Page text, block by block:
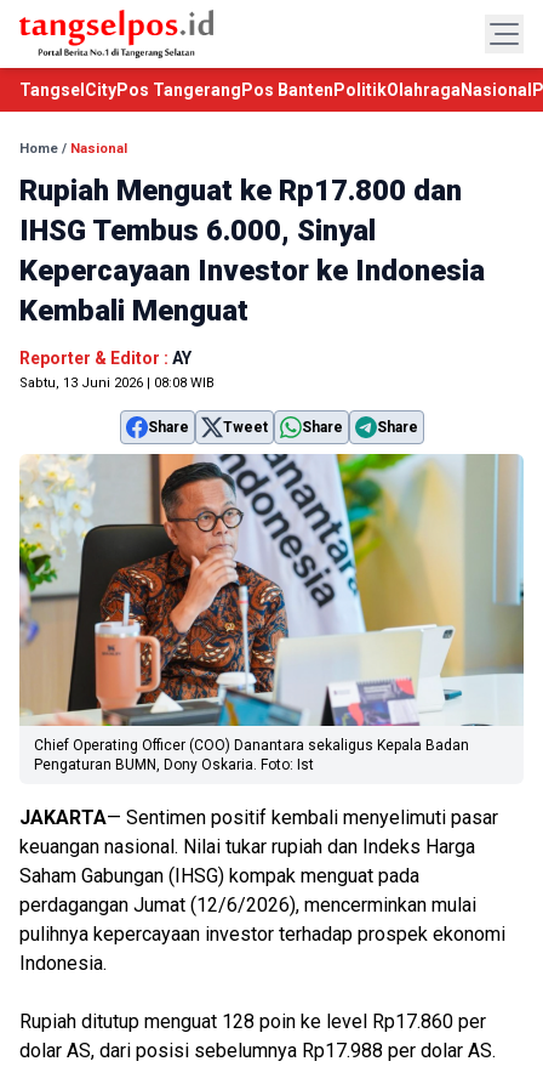
TangselCityPos Tangerang Pos Banten PolitikOlahraga Nasional
Home / Nasional
Rupiah Menguat ke Rp17.800 dan
IHSG Tembus 6.000, Sinyal
Kepercayaan Investor ke Indonesia
Kembali Menguat
Reporter & Editor : AY
Sabtu, 13 Juni 2026 | 08:08 WIB
Share Tweet Share Share
Chief Operating Officer (COO) Danantara sekaligus Kepala Badan
Pengaturan BUMN, Dony Oskaria. Foto: Ist
JAKARTA— Sentimen positif kembali menyelimuti pasar
keuangan nasional. Nilai tukar rupiah dan Indeks Harga
Saham Gabungan (IHSG) kompak menguat pada
perdagangan Jumat (12/6/2026), mencerminkan mulai
pulihnya kepercayaan investor terhadap prospek ekonomi
Indonesia.
Rupiah ditutup menguat 128 poin ke level Rp17.860 per
dolar AS, dari posisi sebelumnya Rp17.988 per dolar AS.